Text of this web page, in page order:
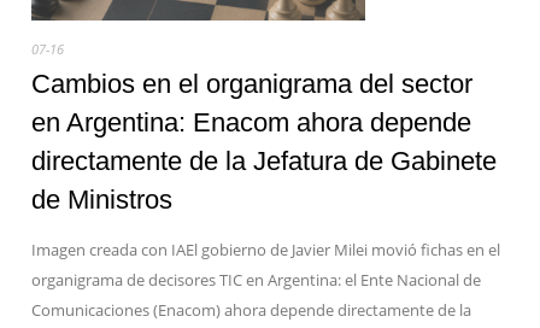
07-16
Cambios en el organigrama del sector
en Argentina: Enacom ahora depende
directamente de la Jefatura de Gabinete
de Ministros
Imagen creada con IAEl gobierno de Javier Milei movió fichas en el
organigrama de decisores TIC en Argentina: el Ente Nacional de
Comunicaciones (Enacom) ahora depende directamente de la